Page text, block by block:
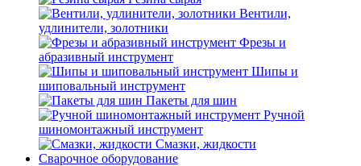
Вентили,
удлинители, золотники
Фрезы и
абразивный инструмент
Шипы и
шиповальный инструмент
Пакеты для шин
Ручной
шиномонтажный инструмент
Смазки, жидкости
Сварочное оборудование